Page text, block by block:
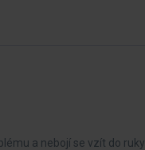
a nebojí se vzít do ruky